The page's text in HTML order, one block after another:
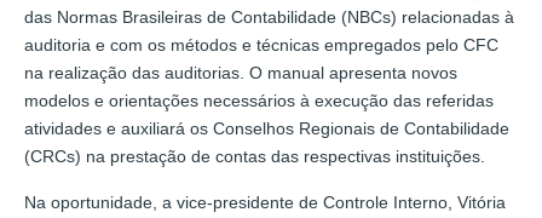
das Normas Brasileiras de Contabilidade (NBCs) relacionadas à
auditoria e com os métodos e técnicas empregados pelo CFC
na realização das auditorias. O manual apresenta novos
modelos e orientações necessários à execução das referidas
atividades e auxiliará os Conselhos Regionais de Contabilidade
(CRCs) na prestação de contas das respectivas instituições.
Na oportunidade, a vice-presidente de Controle Interno, Vitória